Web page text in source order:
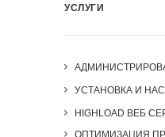
УСЛУГИ
УСТАНОВКА И
HIGHLOAD ВЕБ
ОПТИМИЗАЦИЯ